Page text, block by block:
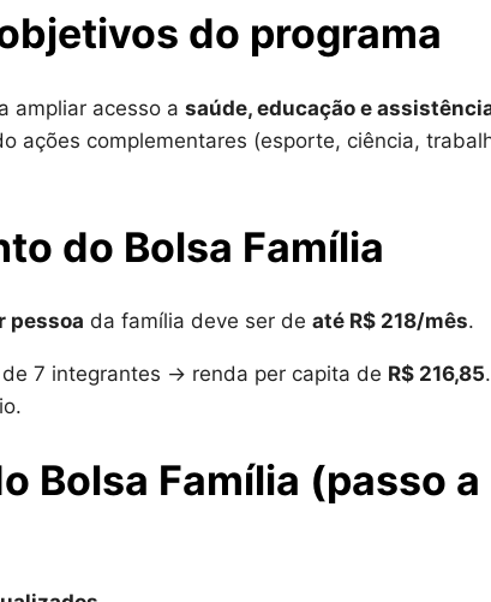
do programa
ampliar acesso a saúde, educação e
ações complementares (esporte, ciência,
do Bolsa Família
pessoa da família deve ser de até R$ 218/mês.
de 7 integrantes → renda per capita de R$ 216,85.
Bolsa Família (passo a